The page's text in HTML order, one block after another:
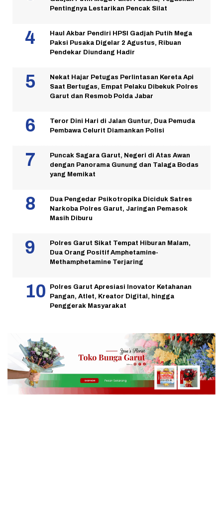
Pentingnya Lestarikan Pencak Silat
Haul Akbar Pendiri HPSI Gadjah Putih Mega
Paksi Pusaka Digelar 2 Agustus, Ribuan
Pendekar Diundang Hadir
Nekat Hajar Petugas Perlintasan Kereta Api
Saat Bertugas, Empat Pelaku Dibekuk Polres
Garut dan Resmob Polda Jabar
Teror Dini Hari di Jalan Guntur, Dua Pemuda
Pembawa Celurit Diamankan Polisi
Puncak Sagara Garut, Negeri di Atas Awan
dengan Panorama Gunung dan Talaga Bodas
yang Memikat
Dua Pengedar Psikotropika Diciduk Satres
Narkoba Polres Garut, Jaringan Pemasok
Masih Diburu
Polres Garut Sikat Tempat Hiburan Malam,
Dua Orang Positif Amphetamine-
Methamphetamine Terjaring
Polres Garut Apresiasi Inovator Ketahanan
Pangan, Atlet, Kreator Digital, hingga
Penggerak Masyarakat